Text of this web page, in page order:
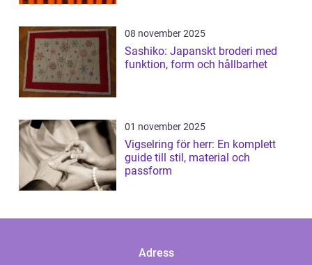
08 november 2025
Sashiko: Japanskt broderi med
funktion, form och hållbarhet
01 november 2025
Vigselring för herr: En komplett
guide till stil, material och
passform
Adress